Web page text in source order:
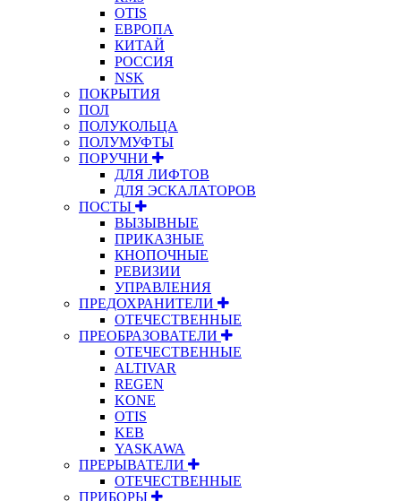
OTIS
ЕВРОПА
КИТАЙ
РОССИЯ
NSK
ПОКРЫТИЯ
ПОЛ
ПОЛУКОЛЬЦА
ПОЛУМУФТЫ
ПОРУЧНИ
ДЛЯ ЛИФТОВ
ДЛЯ ЭСКАЛАТОРОВ
ПОСТЫ
ВЫЗЫВНЫЕ
ПРИКАЗНЫЕ
КНОПОЧНЫЕ
РЕВИЗИИ
УПРАВЛЕНИЯ
ПРЕДОХРАНИТЕЛИ
ОТЕЧЕСТВЕННЫЕ
ПРЕОБРАЗОВАТЕЛИ
ОТЕЧЕСТВЕННЫЕ
ALTIVAR
REGEN
KONE
OTIS
KEB
YASKAWA
ПРЕРЫВАТЕЛИ
ОТЕЧЕСТВЕННЫЕ
ПРИБОРЫ